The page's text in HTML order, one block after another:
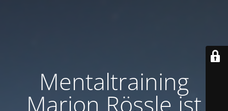
Mentaltraining
Marion Rössle ist